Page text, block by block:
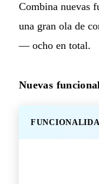
Combina nuevas
una gran ola de
— ocho en total.
Nuevas